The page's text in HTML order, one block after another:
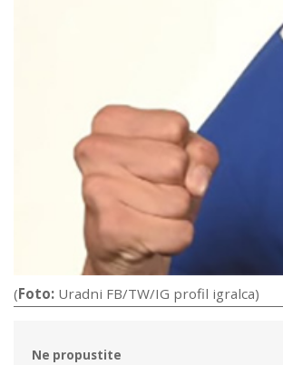
(Foto: Uradni FB/TW/IG profil igralca)
Ne propustite